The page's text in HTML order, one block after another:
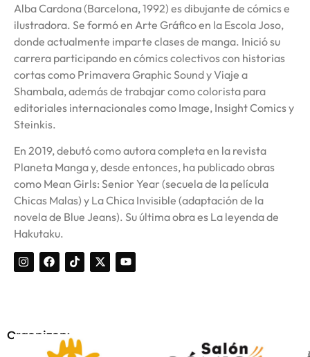
Alba Cardona (Barcelona, 1992) es dibujante de cómics e
ilustradora. Se formó en Arte Gráfico en la Escola Joso,
donde actualmente imparte clases de manga. Inició su
carrera participando en cómics colectivos con historias
cortas como Primavera Graphic Sound y Viaje a
Shambala, además de trabajar como colorista para
editoriales internacionales como Image, Insight Comics y
Steinkis.
En 2019, debutó como autora completa en la revista
Planeta Manga y, desde entonces, ha publicado obras
como Mean Girls: Senior Year (secuela de la película
Chicas Malas) y La Chica Invisible (adaptación de la
novela de Blue Jeans). Su última obra es La leyenda de
Hakutaku.
Organizan: